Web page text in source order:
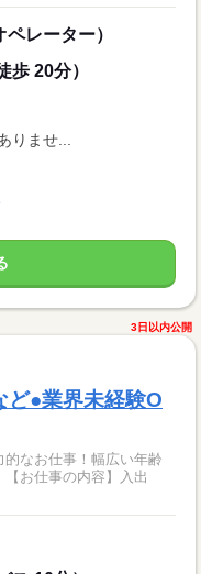
レーター）
歩 20分）
ませ...
3日以内公開
●業界未経験O
なお仕事！幅広い年齢
お仕事の内容】入出